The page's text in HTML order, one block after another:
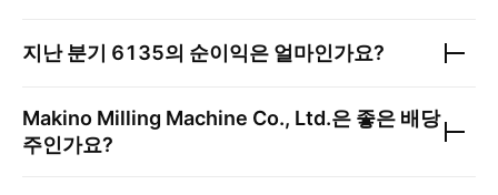
지난 분기 6135의 순이익은 얼마인가요?
Makino Milling Machine Co., Ltd.은 좋은 배당
주인가요?